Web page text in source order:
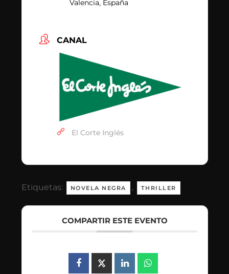
Valencia, España
CANAL
El Corte Inglés
Etiquetas: NOVELA NEGRA , THRILLER
COMPARTIR ESTE EVENTO